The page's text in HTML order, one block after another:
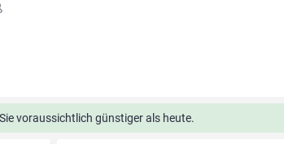
voraussichtlich günstiger als heute.